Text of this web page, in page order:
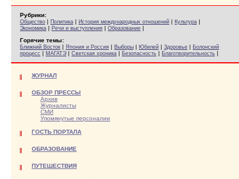
Рубрики:
Общество | Политика | История международных отношений | Культура |
Экономика | Речи и выступления | Образование |
Горячие темы:
Ближний Восток | Япония и Россия | Выборы | Юбилей | Здоровье | Болонский
процесс | МАГАТЭ | Светская хроника | Безопасность | Благотворительность |
ЖУРНАЛ
ОБЗОР ПРЕССЫ
Архив
Журналисты
СМИ
Упомянутые персоналии
ГОСТЬ ПОРТАЛА
ОБРАЗОВАНИЕ
ПУТЕШЕСТВИЯ